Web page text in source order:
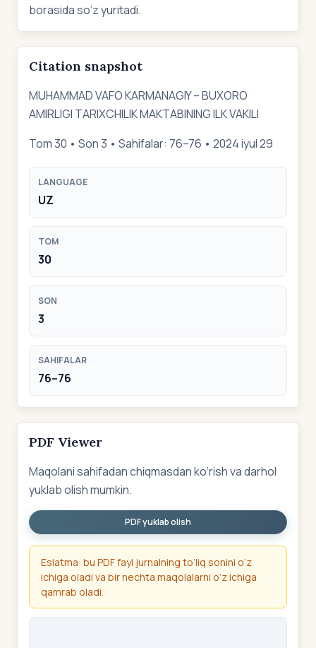
borasida so‘z yuritadi.
Citation snapshot
MUHAMMAD VAFO KARMANAGIY – BUXORO
AMIRLIGI TARIXCHILIK MAKTABINING ILK VAKILI
Tom 30 • Son 3 • Sahifalar: 76–76 • 2024 iyul 29
LANGUAGE
UZ
TOM
30
SON
3
SAHIFALAR
76–76
PDF Viewer
Maqolani sahifadan chiqmasdan ko‘rish va darhol
yuklab olish mumkin.
PDF yuklab olish
Eslatma: bu PDF fayl jurnalning to‘liq sonini o‘z
ichiga oladi va bir nechta maqolalarni o‘z ichiga
qamrab oladi.